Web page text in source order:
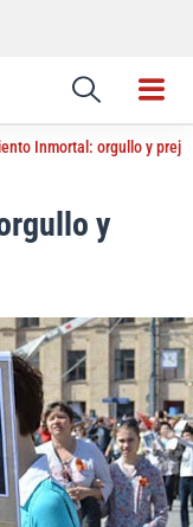
Enlace
Inmortal: orgullo y
y